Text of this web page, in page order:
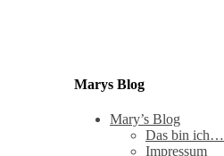
Marys Blog
Mary’s Blog
Das bin ich…
Impressum